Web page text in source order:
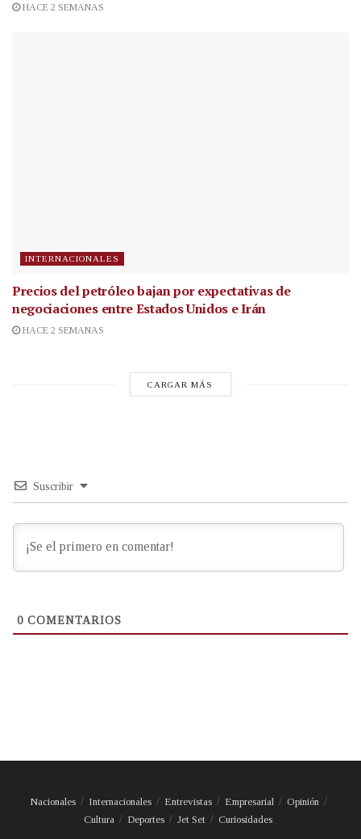
HACE 2 SEMANAS
INTERNACIONALES
Precios del petróleo bajan por expectativas de
negociaciones entre Estados Unidos e Irán
HACE 2 SEMANAS
CARGAR MÁS
Suscribir
0 COMENTARIOS
Nacionales Internacionales Entrevistas Empresarial
Opinión
Cultura
Deportes Jet Set Curiosidades